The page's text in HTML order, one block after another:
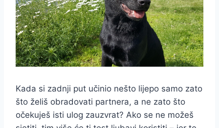
Kada si zadnji put učinio nešto lijepo samo zato
što želiš obradovati partnera, a ne zato što
očekuješ isti ulog zauzvrat? Ako se ne možeš